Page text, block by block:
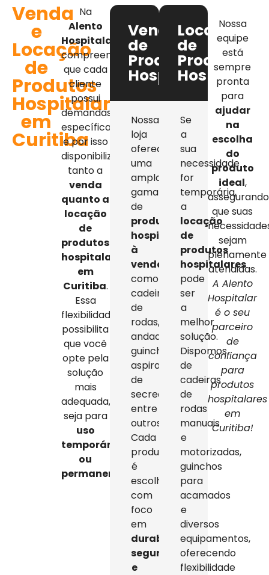
Venda
e
Locação
de
Produtos
Hospitalares
em
Curitiba
Na
Alento
Hospitalar
compreendemos
que cada
cliente
possui
demandas
específicas,
e por isso
disponibilizamos
tanto a
venda
quanto a
locação
de
produtos
hospitalares
em
Curitiba.
Essa
flexibilidade
possibilita
que você
opte pela
solução
mais
adequada,
seja para
uso
temporário
ou
permanente
Venda
de
Produtos
Hospitalares
Nossa
loja
oferece
uma
ampla
gama
de
produtos
hospitalares
à
venda
como
cadeiras
de
rodas,
andadores,
guinchos,
aspiradores
de
secreção,
entre
outros.
Cada
produto
é
escolhido
com
foco
em
durabilidade,
segurança
e
Locação
de
Produtos
Se
a
sua
necessidade
for
temporária,
a
locação
de
produtos
hospitalares
pode
ser
a
melhor
solução.
Dispomos
de
cadeiras
de
rodas
manuais
e
motorizadas,
guinchos
para
acamados
e
diversos
equipamentos,
oferecendo
flexibilidade
Nossa
equipe
está
sempre
pronta
para
ajudar
na
escolha
do
produto
ideal,
assegurando
que suas
sejam
plenamente
atendidas.
A Alento
Hospitalar
é o seu
parceiro
de
confiança
para
produtos
hospitalares
em
Curitiba!